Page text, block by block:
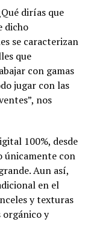
dirías que
dicho
se caracterizan
que
con gamas
jugar con las
nos
100%, desde
únicamente con
Aun así,
en el
y texturas
orgánico y